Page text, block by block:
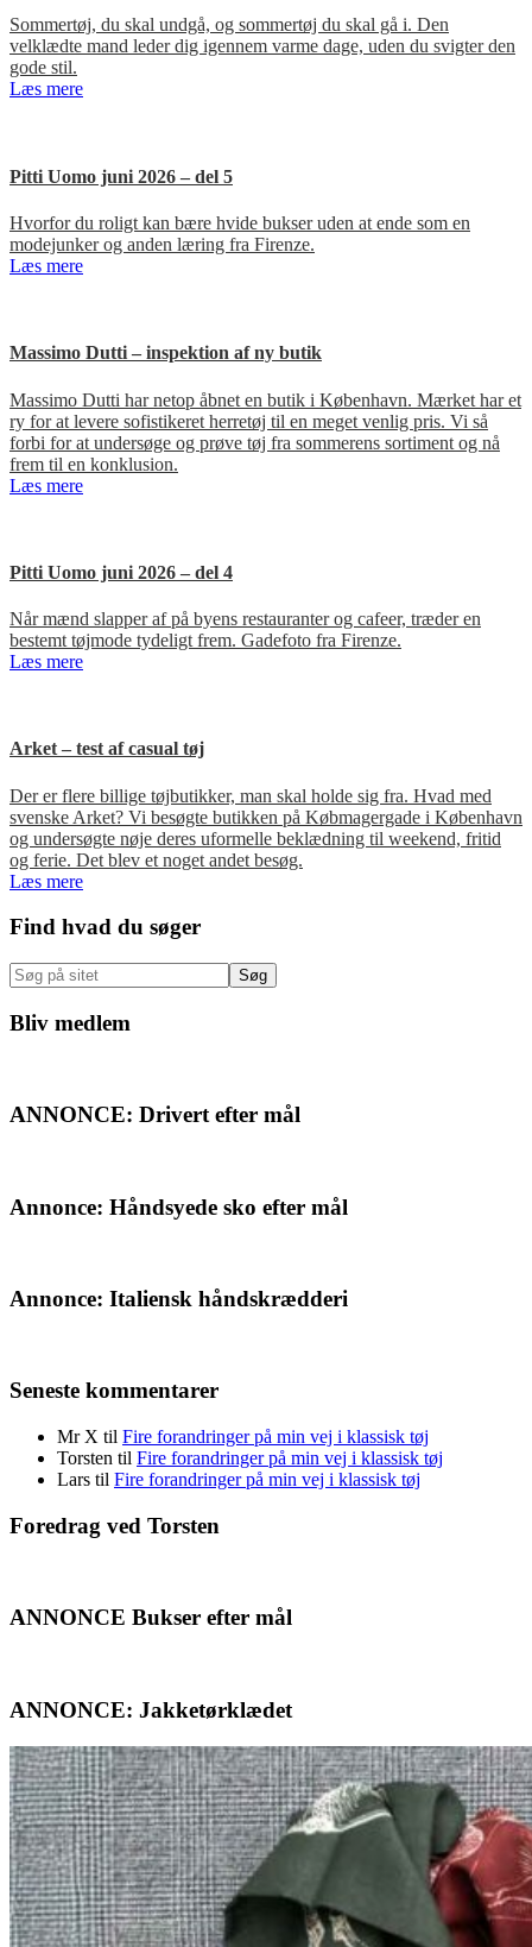
Sommertøj, du skal undgå, og sommertøj du skal gå i. Den
velklædte mand leder dig igennem varme dage, uden du svigter den
gode stil.
Læs mere
Pitti Uomo juni 2026 – del 5
Hvorfor du roligt kan bære hvide bukser uden at ende som en
modejunker og anden læring fra Firenze.
Læs mere
Massimo Dutti – inspektion af ny butik
Massimo Dutti har netop åbnet en butik i København. Mærket har et
ry for at levere sofistikeret herretøj til en meget venlig pris. Vi så
forbi for at undersøge og prøve tøj fra sommerens sortiment og nå
frem til en konklusion.
Læs mere
Pitti Uomo juni 2026 – del 4
Når mænd slapper af på byens restauranter og cafeer, træder en
bestemt tøjmode tydeligt frem. Gadefoto fra Firenze.
Læs mere
Arket – test af casual tøj
Der er flere billige tøjbutikker, man skal holde sig fra. Hvad med
svenske Arket? Vi besøgte butikken på Købmagergade i København
og undersøgte nøje deres uformelle beklædning til weekend, fritid
og ferie. Det blev et noget andet besøg.
Læs mere
Primær
Sidebar
Find hvad du søger
Søg
på
sitet
Bliv medlem
ANNONCE: Drivert efter mål
Annonce: Håndsyede sko efter mål
Annonce: Italiensk håndskrædderi
Seneste kommentarer
Mr X til Fire forandringer på min vej i klassisk tøj
Torsten til Fire forandringer på min vej i klassisk tøj
Lars til Fire forandringer på min vej i klassisk tøj
Foredrag ved Torsten
ANNONCE Bukser efter mål
ANNONCE: Jakketørklædet